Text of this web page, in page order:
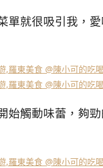
單就很吸引我，
始觸動味蕾，夠